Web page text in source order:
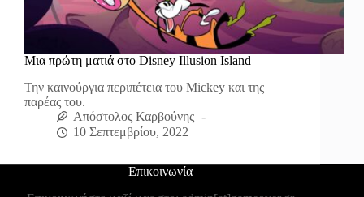
Μια πρώτη ματιά στο Disney Illusion Island
Την καινούργια περιπέτεια του Mickey και της
παρέας του.
Απόστολος Καρβούνης
10 Σεπτεμβρίου, 2022
Επικοινωνία